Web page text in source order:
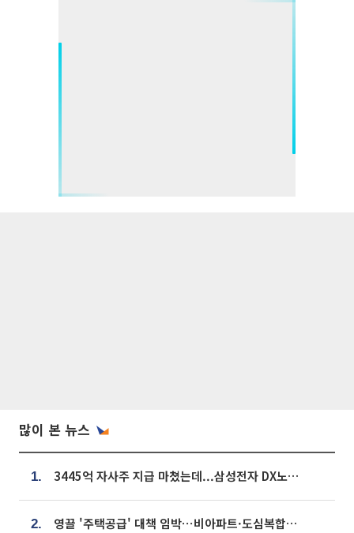
많이 본 뉴스
1. 3445억 자사주 지급 마쳤는데...삼성전자 DX노조, 뒤늦은 '떼쓰기 집회'
2. 영끌 '주택공급' 대책 임박⋯비아파트·도심복합까지 총동원